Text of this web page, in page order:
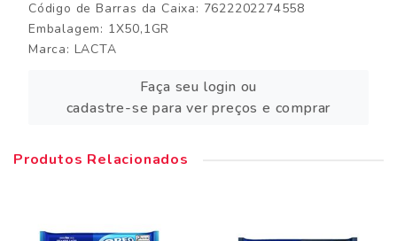
Código de Barras da Caixa: 7622202274558
Embalagem: 1X50,1GR
Marca: LACTA
Faça seu login ou
cadastre-se para ver preços e comprar
Produtos Relacionados